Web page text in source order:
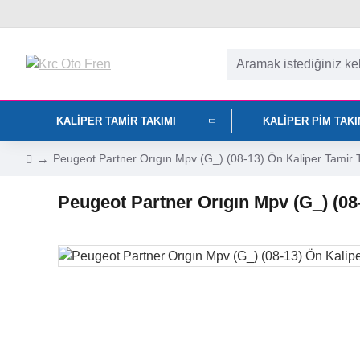
KALIPER TAMIR TAKIMI KALIPER PIM
Peugeot Partner Orıgın Mpv (G_) (08-13) Ön Kaliper Tamir
Peugeot Partner Orıgın Mpv (G_)